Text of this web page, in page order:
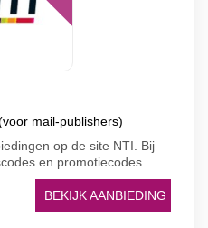
mail-publishers)
op de site NTI. Bij
en promotiecodes
BEKIJK AANBIEDING